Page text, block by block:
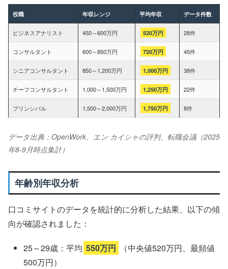
役職 年収レンジ 平均年収 データ件数
ビジネスアナリスト 450～600万円 520万円 28件
コンサルタント 600～850万円 720万円 45件
シニアコンサルタント 850～1,200万円 1,000万円 38件
チーフコンサルタント 1,000～1,500万円 1,250万円 22件
プリンシパル 1,500～2,000万円 1,750万円 8件
データ出典：OpenWork、エン カイシャの評判、転職会議（2025
年8-9月時点集計）
年齢別年収分析
口コミサイトのデータを統計的に分析した結果、以下の傾
向が確認されました：
25～29歳：平均 550万円
（中央値520万円、最頻値
500万円）